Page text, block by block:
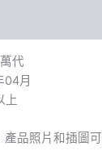
代
04月
上
產品照片和插圖